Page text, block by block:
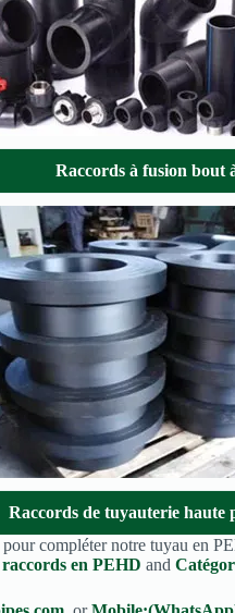
Raccords à fusion bout
Raccords de tuyauterie haute
pour compléter notre tuyau en
en PEHD and